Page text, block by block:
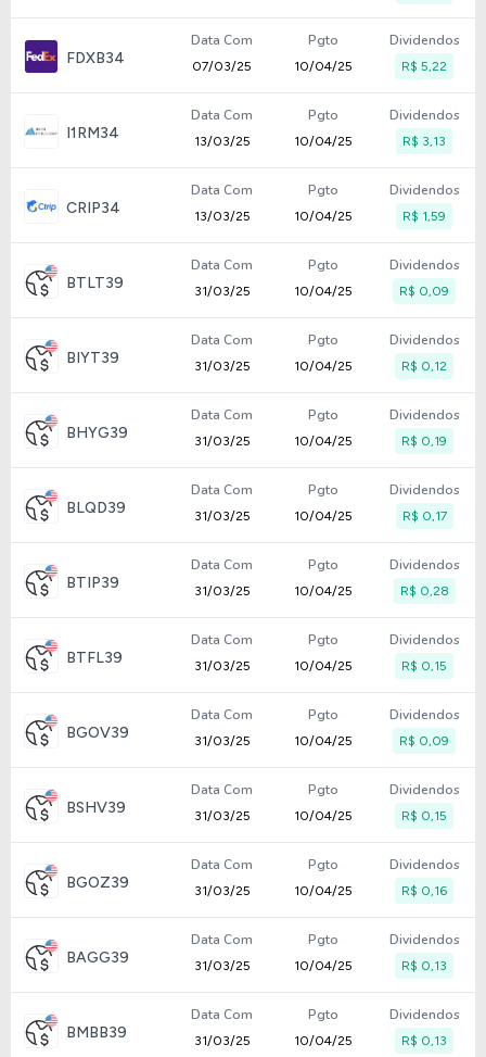
FDXB34
Data Com
07/03/25
Pgto
10/04/25
Dividendos
R$ 5,22
I1RM34
Data Com
13/03/25
Pgto
10/04/25
Dividendos
R$ 3,13
CRIP34
Data Com
13/03/25
Pgto
10/04/25
Dividendos
R$ 1,59
BTLT39
Data Com
31/03/25
Pgto
10/04/25
Dividendos
R$ 0,09
BIYT39
Data Com
31/03/25
Pgto
10/04/25
Dividendos
R$ 0,12
BHYG39
Data Com
31/03/25
Pgto
10/04/25
Dividendos
R$ 0,19
BLQD39
Data Com
31/03/25
Pgto
10/04/25
Dividendos
R$ 0,17
BTIP39
Data Com
31/03/25
Pgto
10/04/25
Dividendos
R$ 0,28
BTFL39
Data Com
31/03/25
Pgto
10/04/25
Dividendos
R$ 0,15
BGOV39
Data Com
31/03/25
Pgto
10/04/25
Dividendos
R$ 0,09
BSHV39
Data Com
31/03/25
Pgto
10/04/25
Dividendos
R$ 0,15
BGOZ39
Data Com
31/03/25
Pgto
10/04/25
Dividendos
R$ 0,16
BAGG39
Data Com
31/03/25
Pgto
10/04/25
Dividendos
R$ 0,13
BMBB39
Data Com
31/03/25
Pgto
10/04/25
Dividendos
R$ 0,13